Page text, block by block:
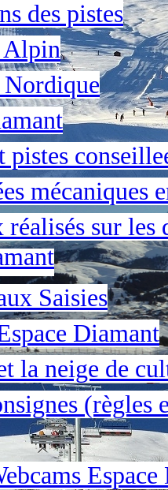
des pistes
Alpin
pistes
mécaniques
sur les
Saisies
Diamant
la neige de
(règles